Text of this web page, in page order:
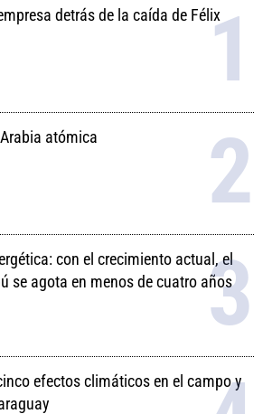
detrás de la caída de Félix
atómica
con el crecimiento actual, el
se agota en menos de cuatro años
efectos climáticos en el campo y